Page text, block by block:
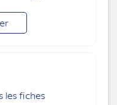
les fiches